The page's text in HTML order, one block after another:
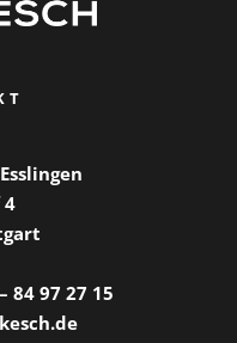
4
84 97 27 15